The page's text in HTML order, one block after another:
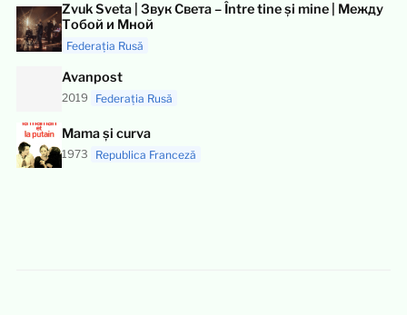
Zvuk Sveta | Звук Света – Între tine și mine | Между
Тобой и Мной
Federația Rusă
Avanpost
2019 Federația Rusă
Mama și curva
1973 Republica Franceză